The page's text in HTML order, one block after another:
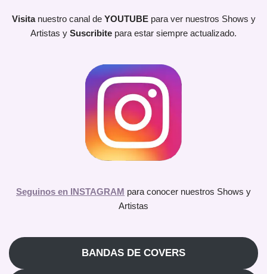
Visita nuestro canal de YOUTUBEpara ver nuestros Shows y
Artistas y Suscribite para estar siempre actualizado.
Seguinos en INSTAGRAM para conocer nuestros Shows y
Artistas
BANDAS DE COVERS